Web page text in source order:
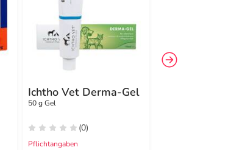
Ichtho Vet Derma-Gel
50 g Gel
(0)
Pflichtangaben